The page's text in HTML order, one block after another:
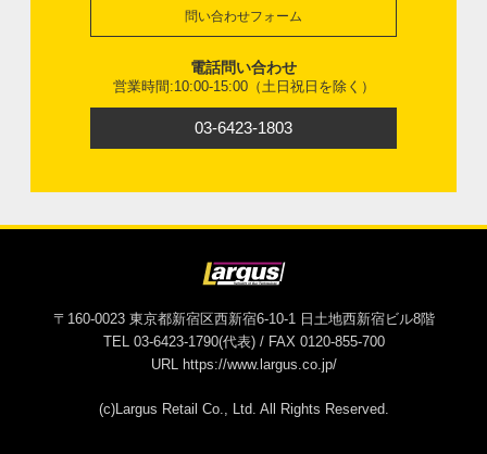
問い合わせフォーム
電話問い合わせ
営業時間:10:00-15:00（土日祝日を除く）
03-6423-1803
〒160-0023 東京都新宿区西新宿6-10-1 日土地西新宿ビル8階
TEL 03-6423-1790(代表) / FAX 0120-855-700
URL https://www.largus.co.jp/
(c)Largus Retail Co., Ltd. All Rights Reserved.